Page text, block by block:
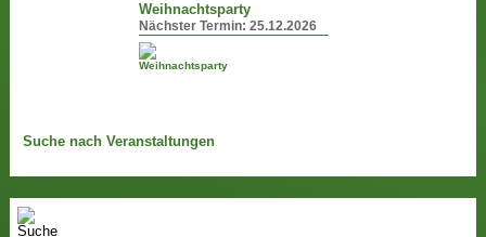
Weihnachtsparty
Nächster Termin:25.12.2026
Suche nach Veranstaltungen